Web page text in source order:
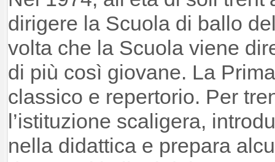
dirigere la Scuola di ballo
volta che la Scuola viene
di più così giovane. La
classico e repertorio. Per
l’istituzione scaligera,
nella didattica e prepara